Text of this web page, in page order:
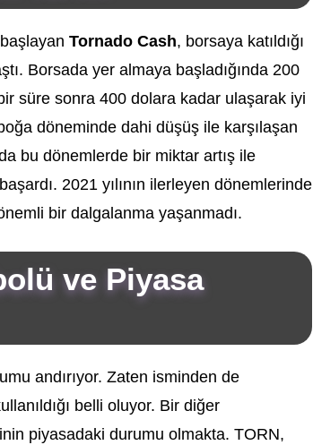
Tornado Cash, borsaya katıldığı
Borsada yer almaya başladığında 200
süre sonra 400 dolara kadar ulaşarak iyi
döneminde dahi düşüş ile karşılaşan
bu dönemlerde bir miktar artış ile
2021 yılının ilerleyen dönemlerinde
bir dalgalanma yaşanmadı.
ve Piyasa
andırıyor. Zaten isminden de
belli oluyor. Bir diğer
piyasadaki durumu olmakta. TORN,